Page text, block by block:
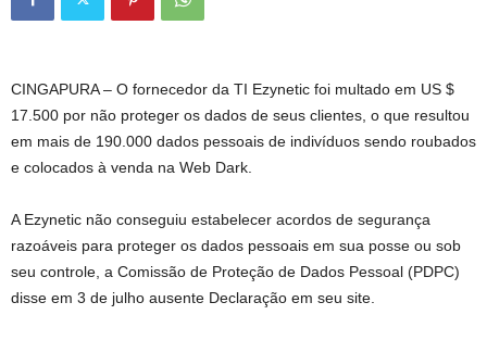
CINGAPURA – O fornecedor da TI Ezynetic foi multado em US $
17.500 por não proteger os dados de seus clientes, o que resultou
em mais de 190.000 dados pessoais de indivíduos sendo roubados
e colocados à venda na Web Dark.
A Ezynetic não conseguiu estabelecer acordos de segurança
razoáveis ​​para proteger os dados pessoais em sua posse ou sob
seu controle, a Comissão de Proteção de Dados Pessoal (PDPC)
disse em 3 de julho ausente Declaração em seu site